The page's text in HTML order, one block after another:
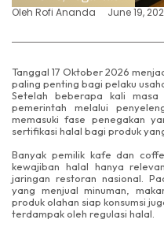
Oleh Rofi Ananda June 19,
Tanggal 17 Oktober 2026
paling penting bagi pelaku
Setelah beberapa kali masa
pemerintah melalui
memasuki fase penegakan
sertifikasi halal bagi produk
Banyak pemilik kafe dan
kewajiban halal hanya
jaringan restoran nasional.
yang menjual minuman,
produk olahan siap konsumsi
terdampak oleh regulasi halal.